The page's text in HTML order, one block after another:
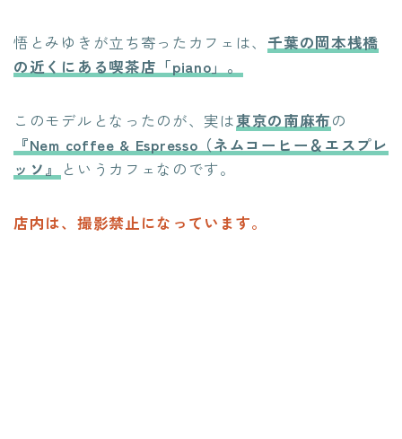
悟とみゆきが立ち寄ったカフェは、 千葉の岡本桟橋
の近くにある喫茶店「piano」。
このモデルとなったのが、実は東京の南麻布の
『Nem coffee & Espresso（ネムコーヒー＆エスプレ
ッソ』
というカフェなのです。
店内は、撮影禁止になっています。